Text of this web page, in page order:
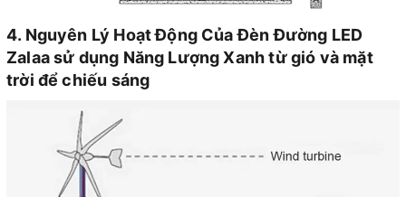
4. Nguyên Lý Hoạt Động Của Đèn Đường LED
Zalaa sử dụng Năng Lượng Xanh từ gió và mặt
trời để chiếu sáng